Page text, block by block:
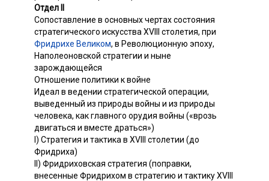
Отдел II
Сопоставление в основных чертах состояния
стратегического искусства XVIII столетия, при
Фридрихе Великом, в Революционную эпоху,
Наполеоновской стратегии и ныне
зарождающейся
Oтнoшeниe политики к войне
Идеал в ведении стратегической операции,
выведенный из природы войны и из природы
человека, как главного орудия войны («врозь
двигаться и вместе драться»)
I) Стратегия и тактика в XVIII столетии (до
Фридриха)
II) Фридриховская стратегия (поправки,
внесенные Фридрихом в стратегию и тактику XVIII